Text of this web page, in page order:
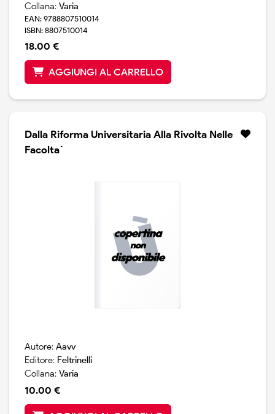
Collana: Varia
EAN: 9788807510014
ISBN: 8807510014
18.00 €
AGGIUNGI AL CARRELLO
Dalla Riforma Universitaria Alla Rivolta Nelle
Facolta`
Autore: Aavv
Editore: Feltrinelli
Collana: Varia
10.00 €